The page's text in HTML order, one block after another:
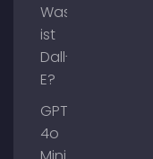
Was
ist
Dall-
E?
GPT-
4o